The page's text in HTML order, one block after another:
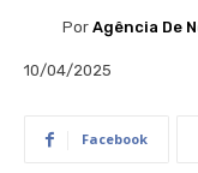
Por Agência De
10/04/2025
Facebook